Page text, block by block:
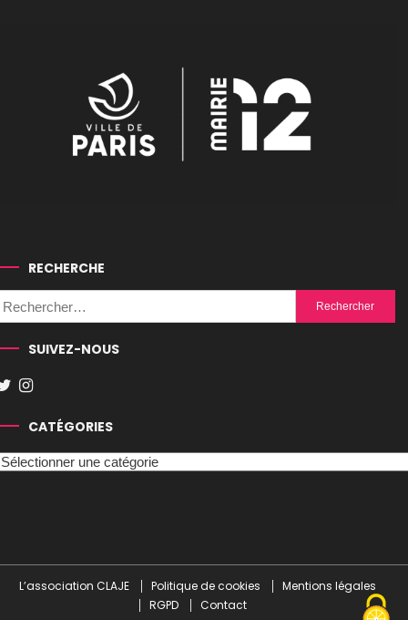
RECHERCHE
Rechercher :
SUIVEZ-NOUS
CATÉGORIES
L’association CLAJE Politique de cookies
Mentions légales
RGPD
Contact